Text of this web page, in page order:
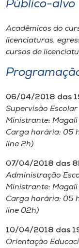
Unoesc
Store
A+
A-
Público-alvo
Acadêmicos do
licenciaturas,
cursos de
06/04/2018 das
Supervisão Escolar
Ministrante:
Carga horária: 05
line 2h)
07/04/2018 das
Administração
Ministrante:
Carga horária: 05
line 02h)
10/04/2018 das
Orientação